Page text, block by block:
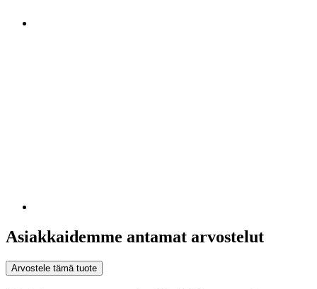
Asiakkaidemme antamat arvostelut
Arvostele tämä tuote